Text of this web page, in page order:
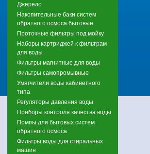
Джерело
Накопительные баки систем
обратного осмоса бытовые
Проточные фильтры под мойку
Наборы картриджей к фильтрам
для воды
Фильтры магнитные для воды
Фильтры самопромывные
Умягчители воды кабинетного
типа
Регуляторы давления воды
Приборы контроля качества воды
Помпы для бытовых систем
обратного осмоса
Фильтры воды для стиральных
машин